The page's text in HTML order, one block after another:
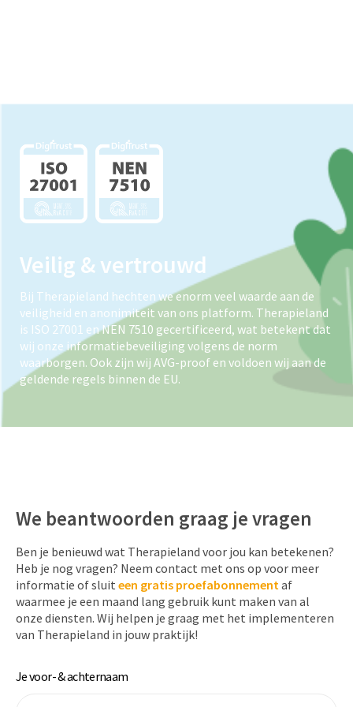
Veilig & vertrouwd
Bij Therapieland hechten we enorm veel waarde aan de
veiligheid en anonimiteit van ons platform. Therapieland
is ISO 27001 en NEN 7510 gecertificeerd, wat betekent dat
wij onze informatiebeveiliging volgens de norm
waarborgen. Ook zijn wij AVG-proof en voldoen wij aan de
geldende regels binnen de EU.
We beantwoorden graag je vragen
Ben je benieuwd wat Therapieland voor jou kan betekenen?
Heb je nog vragen? Neem contact met ons op voor meer
informatie of sluit een gratis proefabonnementaf
waarmee je een maand lang gebruik kunt maken van al
onze diensten. Wij helpen je graag met het implementeren
van Therapieland in jouw praktijk!
Je voor- & achternaam